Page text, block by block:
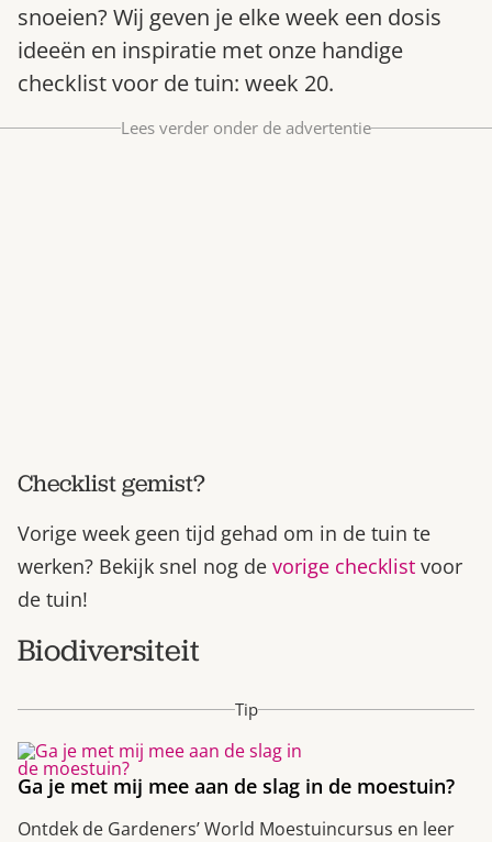
Gardeners’ World 08/2026
Bestel nu
snoeien? Wij geven je elke week een dosis
ideeën en inspiratie met onze handige
checklist voor de tuin: week 20.
Lees verder onder de advertentie
Checklist gemist?
Vorige week geen tijd gehad om in de tuin te
werken? Bekijk snel nog de vorige checklist voor
de tuin!
Biodiversiteit
Tip
Ga je met mij mee aan de slag in de moestuin?
Ontdek de Gardeners’ World Moestuincursus en leer